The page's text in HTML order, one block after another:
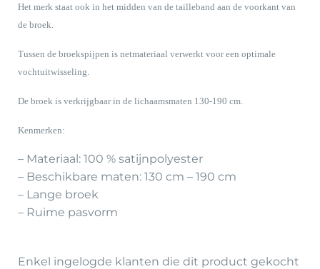
Het merk staat ook in het midden van de tailleband aan de voorkant van
de broek.
Tussen de broekspijpen is netmateriaal verwerkt voor een optimale
vochtuitwisseling.
De broek is verkrijgbaar in de lichaamsmaten 130-190 cm.
Kenmerken:
– Materiaal: 100 % satijnpolyester
– Beschikbare maten: 130 cm – 190 cm
– Lange broek
– Ruime pasvorm
Enkel ingelogde klanten die dit product gekocht